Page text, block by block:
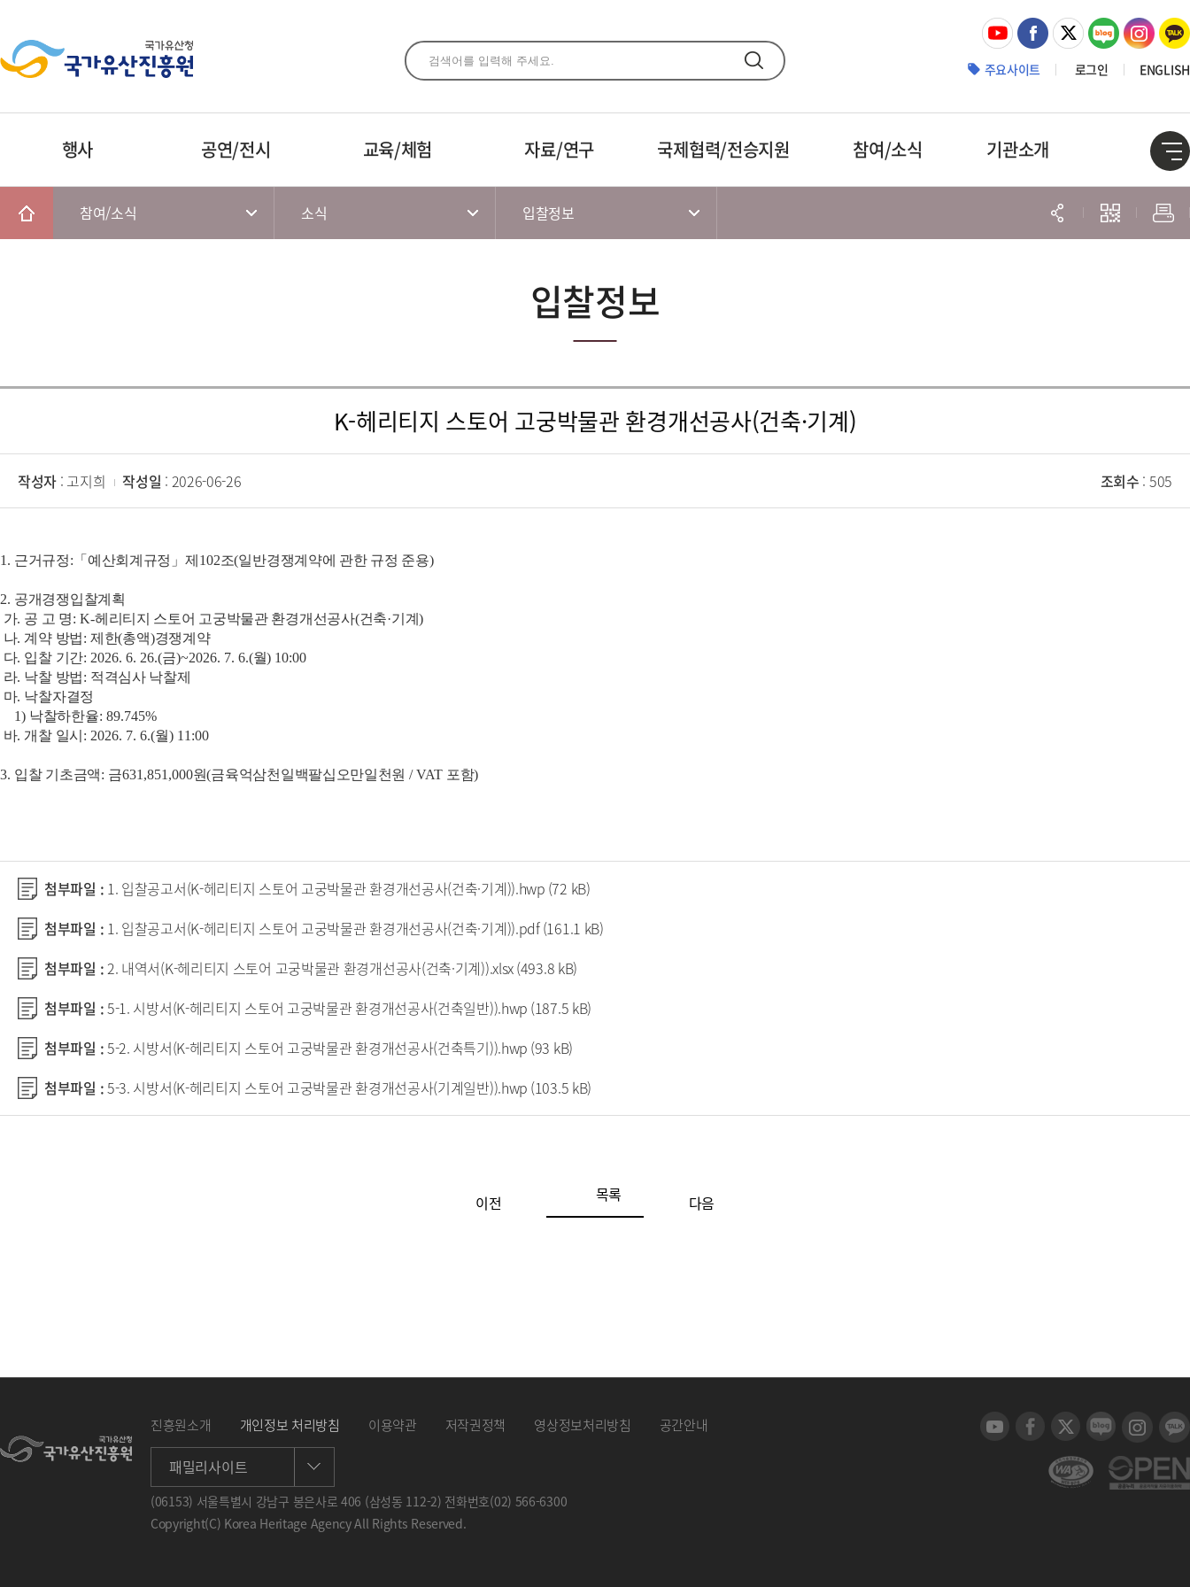
주요사이트 로그인 ENGLISH
행사 공연/전시 교육/체험 자료/연구 국제협력/전승지원 참여/소식 기관소개
참여/소식 소식 입찰정보
입찰정보
K-헤리티지 스토어 고궁박물관 환경개선공사(건축·기계)
작성자 : 고지희 작성일 : 2026-06-26 조회수 : 505
1. 근거규정: 「 예산회계규정 」제 102조(일반경쟁계약에 관한 규정 준용)
2. 공개경쟁입찰계획
가. 공 고 명: K-헤리티지 스토어 고궁박물관 환경개선공사(건축·기계)
나. 계약 방법: 제한(총액)경쟁계약
다. 입찰 기간: 2026. 6. 26.(금)~2026. 7. 6.(월) 10:00
라. 낙찰 방법: 적격심사 낙찰제
마. 낙찰자결정
1) 낙찰하한율: 89.745%
바. 개찰 일시 : 2026. 7. 6.(월) 11:00
3. 입찰 기초금액: 금631,851,000원(금육억삼천일백팔십오만일천원 / VAT 포함)
첨부파일 : 1. 입찰공고서(K-헤리티지 스토어 고궁박물관 환경개선공사(건축·기계)).hwp (72 kB)
첨부파일 : 1. 입찰공고서(K-헤리티지 스토어 고궁박물관 환경개선공사(건축·기계)).pdf(161.1 kB)
첨부파일 :2. 내역서(K-헤리티지 스토어 고궁박물관 환경개선공사(건축·기계)).xlsx(493.8 kB)
첨부파일 :5-1. 시방서(K-헤리티지 스토어 고궁박물관 환경개선공사(건축일반)).hwp (187.5 kB)
첨부파일 :5-2. 시방서(K-헤리티지 스토어 고궁박물관 환경개선공사(건축특기)).hwp (93 kB)
첨부파일 :5-3. 시방서(K-헤리티지 스토어 고궁박물관 환경개선공사(기계일반)).hwp (103.5 kB)
이전 목록 다음
진흥원소개 개인정보 처리방침 이용약관 저작권정책 영상정보처리방침 공간안내
패밀리사이트
(06153) 서울특별시 강남구 봉은사로 406 (삼성동 112-2) 전화번호(02) 566-6300
Copyright(C) Korea Heritage Agency All Rights Reserved.